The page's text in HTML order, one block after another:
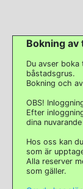
Bokning av
Du avser boka
båstadsgrus.
Bokning och
OBS!
Efter
dina
Hos oss kan
som är
Alla reserver
som gäller.